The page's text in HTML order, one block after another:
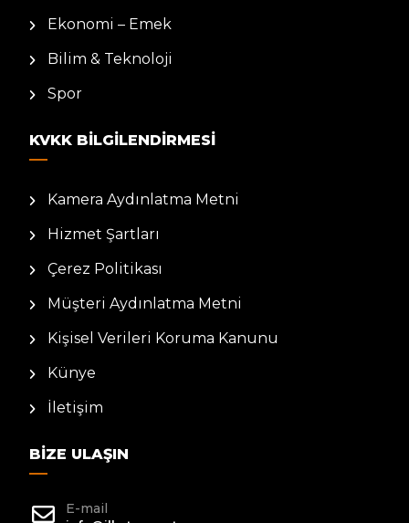
Ekonomi – Emek
Bilim & Teknoloji
Spor
KVKK BILGILENDIRMESI
Kamera Aydınlatma Metni
Hizmet Şartları
Çerez Politikası
Müşteri Aydınlatma Metni
Kişisel Verileri Koruma Kanunu
Künye
İletişim
BIZE ULAŞIN
E-mail